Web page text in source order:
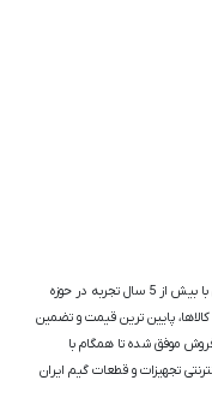
اورگیم به عنوان یکی از قدیمی‌ترین فروشگاه های اینترنتی با بیش از 5 سال تجربه در حوزه
پایین ترین قیمت و تضمین
موفق شده تا همگام با
تجهیزات و قطعات گیم ایران